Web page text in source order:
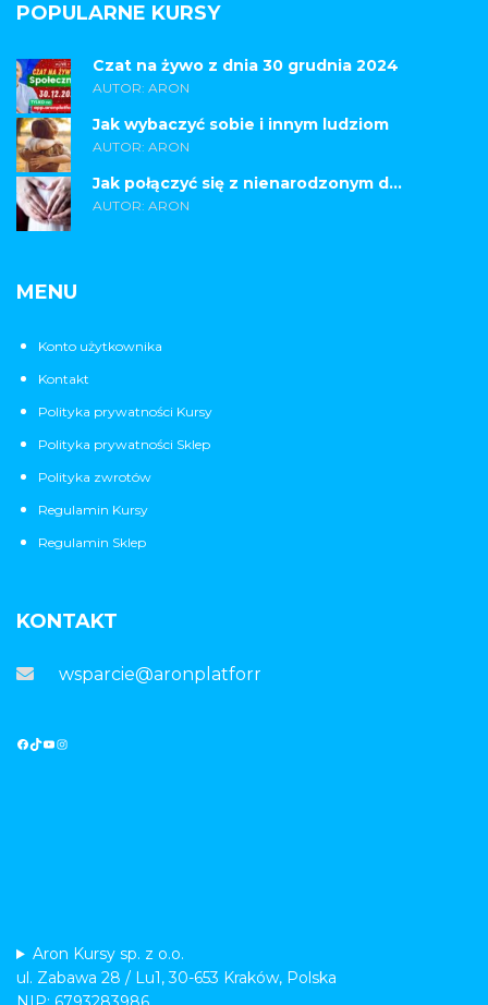
POPULARNE KURSY
Czat na żywo z dnia 30 grudnia 2024
AUTOR: ARON
Jak wybaczyć sobie i innym ludziom
AUTOR: ARON
Jak połączyć się z nienarodzonym d...
AUTOR: ARON
MENU
Konto użytkownika
Kontakt
Polityka prywatności Kursy
Polityka prywatności Sklep
Polityka zwrotów
Regulamin Kursy
Regulamin Sklep
KONTAKT
wsparcie@aronplatforma.pl
Aron Kursy sp. z o.o.
ul. Zabawa 28 / Lu1, 30-653 Kraków, Polska